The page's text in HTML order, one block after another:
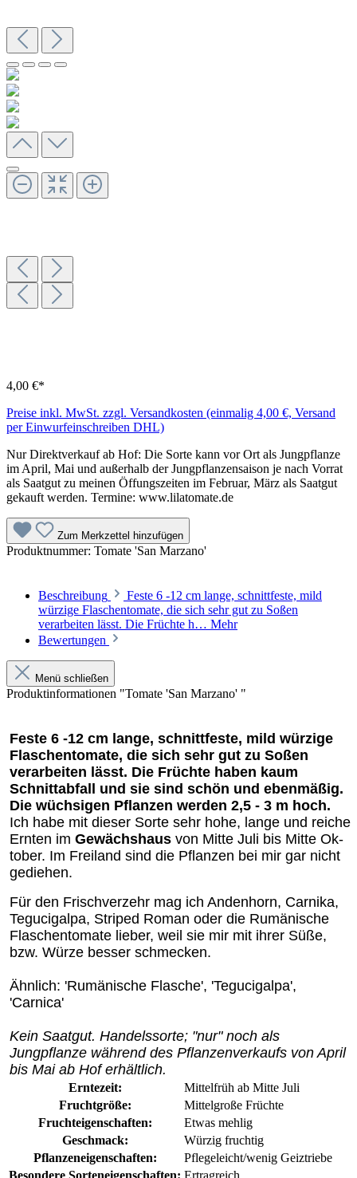
4,00 €*
Preise inkl. MwSt. zzgl. Versandkosten (einmalig 4,00 €, Versand
per Einwurfeinschreiben DHL)
Nur Direktverkauf ab Hof: Die Sorte kann vor Ort als Jungpflanze
im April, Mai und außerhalb der Jungpflanzensaison je nach Vorrat
als Saatgut zu meinen Öffungszeiten im Februar, März als Saatgut
gekauft werden. Termine: www.lilatomate.de
Zum Merkzettel hinzufügen
Produktnummer: Tomate 'San Marzano'
Beschreibung
Feste 6 -12 cm lange, schnittfeste, mild
würzige Flaschentomate, die sich sehr gut zu Soßen
verarbeiten lässt. Die Früchte h… Mehr
Bewertungen
Menü schließen
Produktinformationen "Tomate 'San Marzano' "
Feste 6 -12 cm lange, schnittfeste, mild würzige
Flaschentomate, die sich sehr gut zu Soßen
verarbeiten lässt. Die Früchte haben kaum
Schnittabfall und sie sind schön und ebenmäßig.
Die wüchsigen Pflanzen werden 2,5 - 3 m hoch.
Ich habe mit dieser Sorte sehr hohe, lange und reiche
Ernten im Gewächshaus von Mitte Juli bis Mitte Ok­
tober. Im Freiland sind die Pflanzen bei mir gar nicht
gediehen.
Für den Frischverzehr mag ich Andenhorn, Carnika,
Tegucigalpa, Striped Roman oder die Rumänische
Flaschentomate lieber, weil sie mir mit ihrer Süße,
bzw. Würze besser schmecken.
Ähnlich: 'Rumänische Flasche', 'Tegucigalpa',
'Carnica'
Kein Saatgut. Handelssorte; "nur" noch als
Jungpflanze während des Pflanzenverkaufs von April
bis Mai ab Hof erhältlich.
Erntezeit:
Mittelfrüh ab Mitte Juli
Fruchtgröße:
Mittelgroße Früchte
Fruchteigenschaften:
Etwas mehlig
Geschmack:
Würzig fruchtig
Pflanzeneigenschaften:
Pflegeleicht/wenig Geiztriebe
Besondere Sorteneigenschaften: Ertragreich